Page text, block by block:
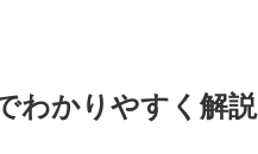
わかりやすく解説